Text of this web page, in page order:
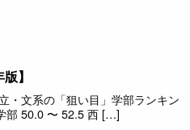
】
文系の「狙い目」学部ランキン
部 50.0 〜 52.5 西 […]